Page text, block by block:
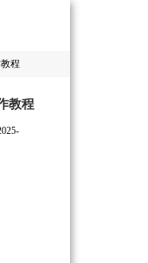
程
教程